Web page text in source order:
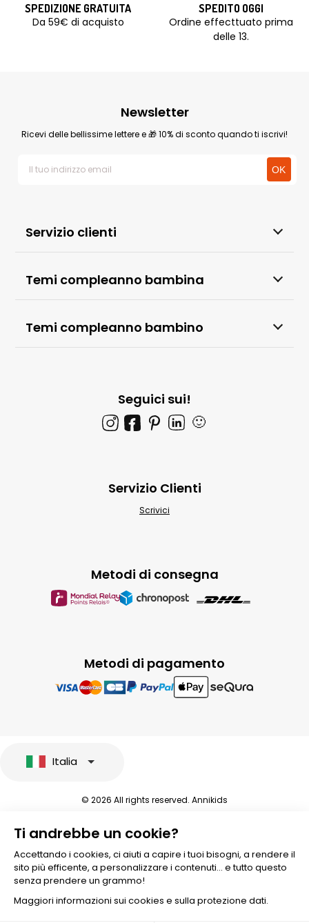
SPEDIZIONE GRATUITA
Da 59€ di acquisto
SPEDITO OGGI
Ordine effecttuato prima
delle 13.
Servizio clienti
Temi compleanno bambina
Temi compleanno bambino
Newsletter
Ricevi delle bellissime lettere e 🎁 10% di sconto quando ti iscrivi!
Seguici sui!
🙂
Metodi di pagamento
Metodi di consegna
Servizio Clienti
Scrivici
Ti andrebbe un cookie?
Accettando i cookies, ci aiuti a capire i tuoi bisogni, a rendere il
sito più efficente, a personalizzare i contenuti... e tutto questo
senza prendere un grammo!
Maggiori informazioni sui cookies e sulla protezione dati.
Italia
© 2026 All rights reserved. Annikids